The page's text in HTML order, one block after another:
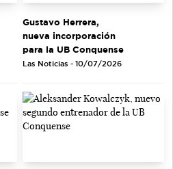
Gustavo Herrera,
nueva incorporación
para la UB Conquense
Las Noticias - 10/07/2026